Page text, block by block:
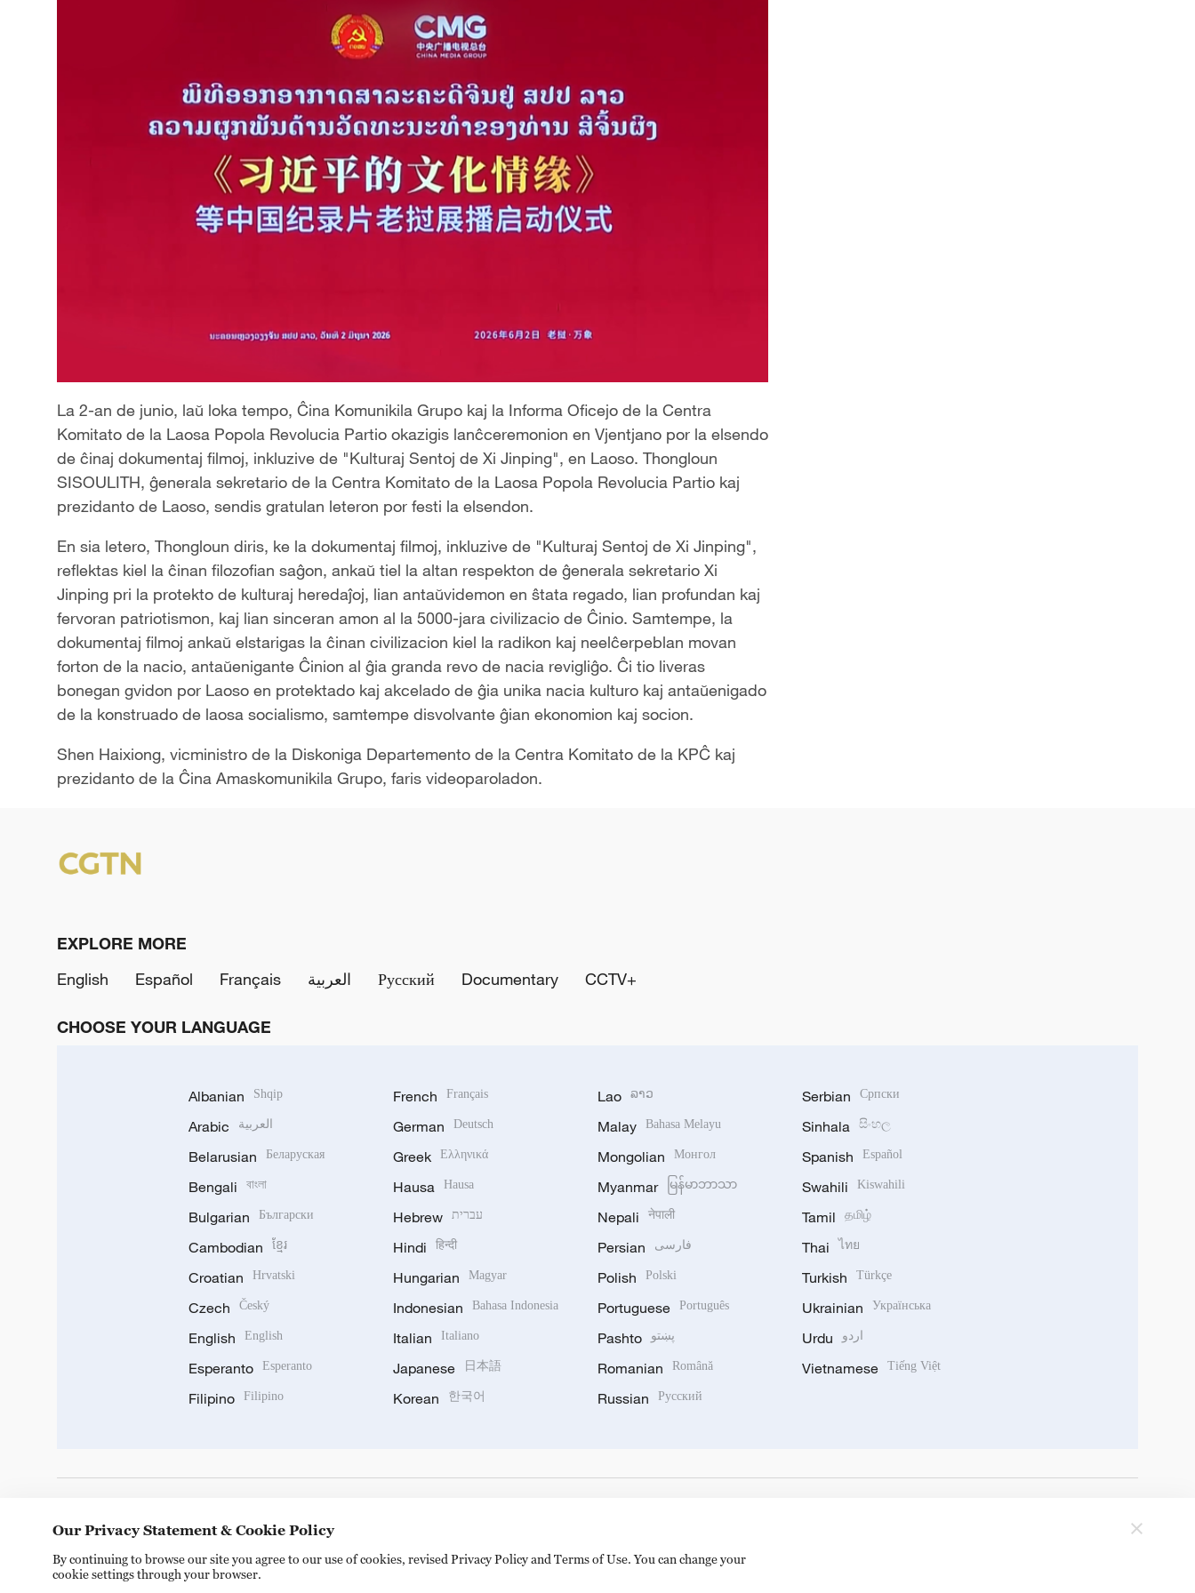
La 2-an de junio, laŭ loka tempo, Ĉina Komunikila Grupo kaj la Informa Oficejo de la Centra
Komitato de la Laosa Popola Revolucia Partio okazigis lanĉceremonion en Vjentjano por la elsendo
de ĉinaj dokumentaj filmoj, inkluzive de "Kulturaj Sentoj de Xi Jinping", en Laoso. Thongloun
SISOULITH, ĝenerala sekretario de la Centra Komitato de la Laosa Popola Revolucia Partio kaj
prezidanto de Laoso, sendis gratulan leteron por festi la elsendon.
En sia letero, Thongloun diris, ke la dokumentaj filmoj, inkluzive de "Kulturaj Sentoj de Xi Jinping",
reflektas kiel la ĉinan filozofian saĝon, ankaŭ tiel la altan respekton de ĝenerala sekretario Xi
Jinping pri la protekto de kulturaj heredaĵoj, lian antaŭvidemon en ŝtata regado, lian profundan kaj
fervoran patriotismon, kaj lian sinceran amon al la 5000-jara civilizacio de Ĉinio. Samtempe, la
dokumentaj filmoj ankaŭ elstarigas la ĉinan civilizacion kiel la radikon kaj neelĉerpeblan movan
forton de la nacio, antaŭenigante Ĉinion al ĝia granda revo de nacia revigliĝo. Ĉi tio liveras
bonegan gvidon por Laoso en protektado kaj akcelado de ĝia unika nacia kulturo kaj antaŭenigado
de la konstruado de laosa socialismo, samtempe disvolvante ĝian ekonomion kaj socion.
Shen Haixiong, vicministro de la Diskoniga Departemento de la Centra Komitato de la KPĈ kaj
prezidanto de la Ĉina Amaskomunikila Grupo, faris videoparoladon.
EXPLORE MORE
English
Español Français العربية Русский Documentary CCTV+
CHOOSE YOUR LANGUAGE
Albanian Shqip
Arabic العربية
Belarusian Беларуская
Bengali বাংলা
Bulgarian Български
Cambodian ខ្មែរ
Croatian Hrvatski
Czech Český
English English
Esperanto Esperanto
Filipino Filipino
French Français
German Deutsch
Greek Ελληνικά
Hausa Hausa
Hebrew עברית
Hindi हिन्दी
Hungarian Magyar
Indonesian Bahasa Indonesia
Italian Italiano
Japanese 日本語
Korean 한국어
Lao ລາວ
Malay Bahasa Melayu
Mongolian Монгол
Myanmar မြန်မာဘာသာ
Nepali नेपाली
Persian فارسی
Polish Polski
Portuguese Português
Pashto پښتو
Romanian Română
Russian Русский
Serbian Српски
Sinhala සිංහල
Spanish Español
Swahili Kiswahili
Tamil தமிழ்
Thai ไทย
Turkish Türkçe
Ukrainian Українська
Urdu اردو
Vietnamese Tiếng Việt
Our Privacy Statement & Cookie Policy
By continuing to browse our site you agree to our use of cookies, revised Privacy Policy and Terms of Use. You can change your
cookie settings through your browser.